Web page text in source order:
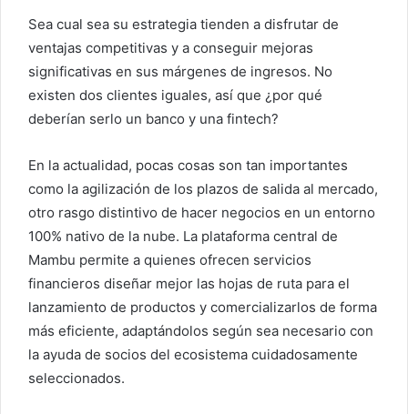
Sea cual sea su estrategia tienden a disfrutar de
ventajas competitivas y a conseguir mejoras
significativas en sus márgenes de ingresos. No
existen dos clientes iguales, así que ¿por qué
deberían serlo un banco y una fintech?
En la actualidad, pocas cosas son tan importantes
como la agilización de los plazos de salida al mercado,
otro rasgo distintivo de hacer negocios en un entorno
100% nativo de la nube. La plataforma central de
Mambu permite a quienes ofrecen servicios
financieros diseñar mejor las hojas de ruta para el
lanzamiento de productos y comercializarlos de forma
más eficiente, adaptándolos según sea necesario con
la ayuda de socios del ecosistema cuidadosamente
seleccionados.